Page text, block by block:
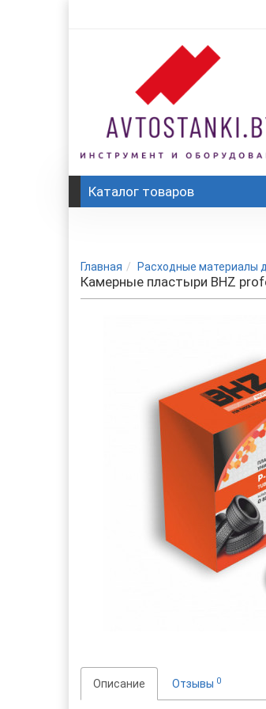
Каталог товаров
Главная Расходные материалы
Камерные пластыри BHZ
Описание Отзывы 0